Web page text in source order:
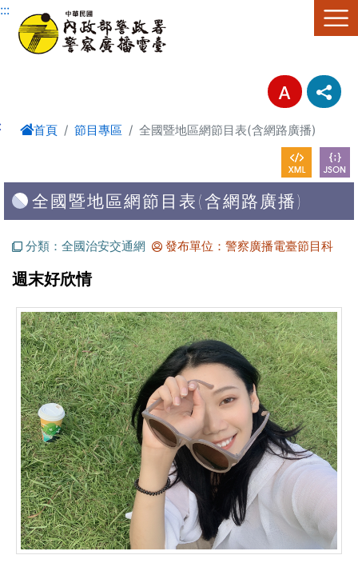
進入內容區塊
:::
首頁 節目專區 全國暨地區網節目表(含網路廣播)
全國暨地區網節目表(含網路廣播)
分類：全國治安交通網 發布單位：警察廣播電臺節目科
週末好欣情